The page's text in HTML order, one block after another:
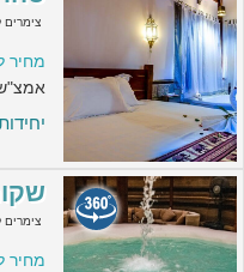
צימרים
מחיר
יחידות 6, אופניים לרשות
צימרים
מחיר